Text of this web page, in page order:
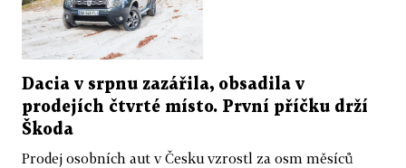
Dacia v srpnu zazářila, obsadila v
prodejích čtvrté místo. První příčku drží
Škoda
Prodej osobních aut v Česku vzrostl za osm měsíců